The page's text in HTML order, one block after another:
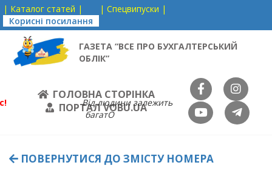
| Каталог статей |
| Спецвипуски |
Корисні посилання
ГАЗЕТА “ВСЕ ПРО БУХГАЛТЕРСЬКИЙ
ОБЛІК”
ГОЛОВНА СТОРІНКА
ПОРТАЛ VOBU.UA
Від людини залежить
багатО
ПОВЕРНУТИСЯ ДО ЗМІСТУ НОМЕРА